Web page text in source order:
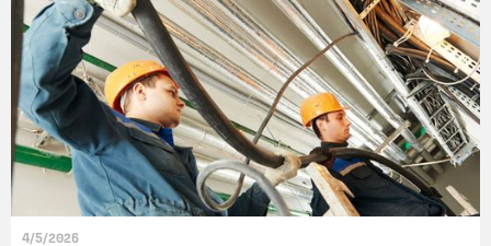
4/5/2026